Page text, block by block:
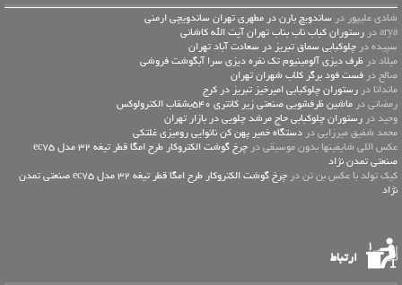
شادی علیپور در ساندویچ بارن در مطهری تهران ساندویچی ارمنی
arya در
رستوران کباب ناب بناب تهران آیت الله کاشانی
سپیده در چلوکبابی سماق تبریز در سعادت آباد تهران
میلاد در ظرف دیزی آلومینیوم تک نفره دیزی سرا آبگوشت فروشی
صالح در فست فود برگر کلاب شهران تهران
ماندانا در رستوران چلوکبابی امیرخیز تبریز در کرج
رمضانی در ماشین ظرفشویی صنعتی زیر کانتری 540بشقاب الکترولوکس
وحید در رستوران چلوکبابی حاج مرشد چلویی در بازار تهران
محمد شفیق میرزایی در دستگاه خمیر پهن کن نانوایی رومیزی غلتکی
عكس اللي شايفينها بدون موسيقى در
چرخ گوشت الکتروکار طرح امگا قطر تیغه 32 مدل ec75
صنعتی تمدن نژاد
کیک تولد با عکس بن تن در
چرخ گوشت الکتروکار طرح امگا قطر تیغه 32 مدل ec75 صنعتی تمدن
نژاد
ارتباط